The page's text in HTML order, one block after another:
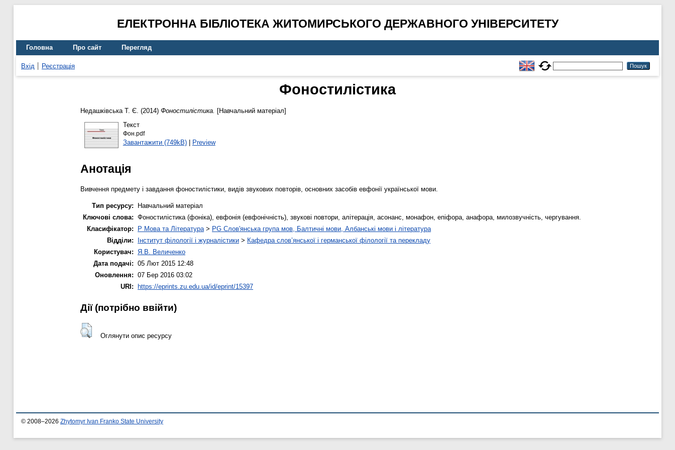
ЕЛЕКТРОННА БІБЛІОТЕКА ЖИТОМИРСЬКОГО ДЕРЖАВНОГО УНІВЕРСИТЕТУ
Головна Про сайт Перегляд
Вхід Реєстрація
Фоностилістика
Недашківська Т. Є. (2014) Фоностилістика. [Навчальний матеріал]
Текст
Фон.pdf
Завантажити (749kB)| Preview
Анотація
Вивчення предмету і завдання фоностилістики, видів звукових повторів, основних засобів евфонії української мови.
Тип ресурсу:
Навчальний матеріал
Ключові слова: Фоностилістика (фоніка), евфонія (евфонічність), звукові повтори, алітерація, асонанс, монафон, епіфора, анафора, милозвучність, чергування.
Класифікатор:
P Мова та Література > PG Слов'янська група мов, Балтичні мови, Албанські мови і література
Відділи:
Інститут філології і журналістики > Кафедра слов’янської і германської філології та перекладу
Користувач:
Я.В. Величенко
Дата подачі: 05 Лют 2015 12:48
Оновлення: 07 Бер 2016 03:02
URI: https://eprints.zu.edu.ua/id/eprint/15397
Дії ​​(потрібно ввійти)
Оглянути опис ресурсу
© 2008–2026 Zhytomyr Ivan Franko State University